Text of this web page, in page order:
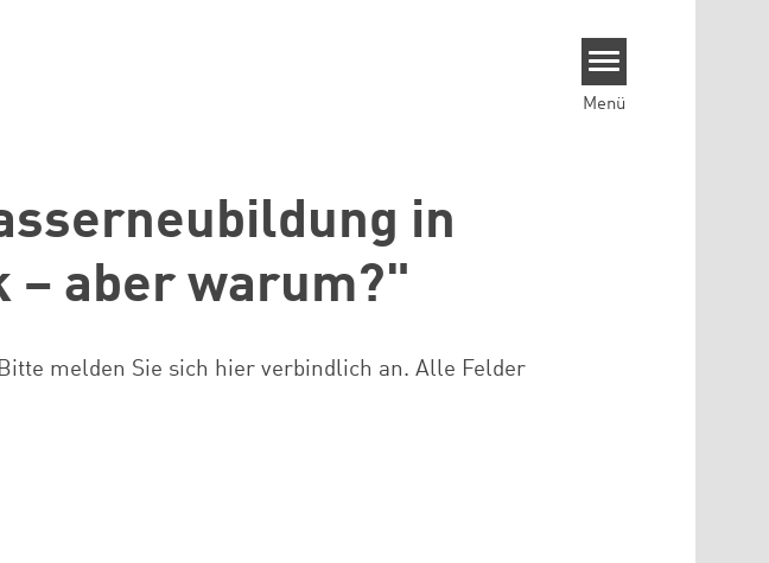
Menü
in
– aber warum?"
melden Sie sich hier verbindlich an. Alle Felder